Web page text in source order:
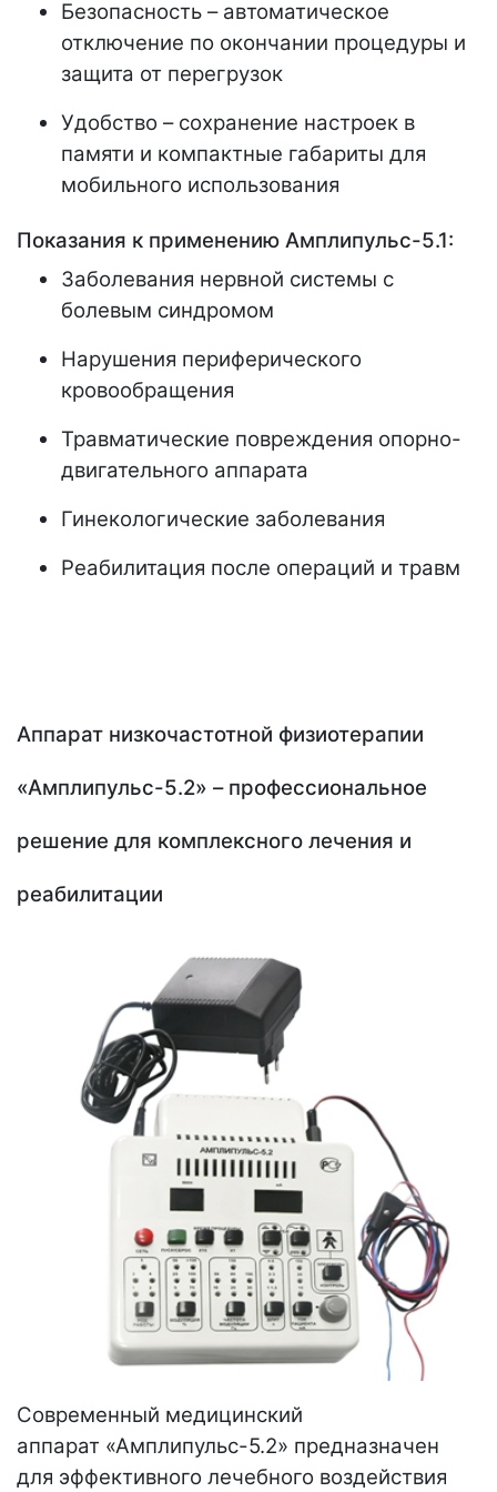
Безопасность – автоматическое
отключение по окончании процедуры и
защита от перегрузок
Удобство – сохранение настроек в
памяти и компактные габариты для
мобильного использования
Показания к применению Амплипульс-5.1:
Заболевания нервной системы с
болевым синдромом
Нарушения периферического
кровообращения
Травматические повреждения опорно-
двигательного аппарата
Гинекологические заболевания
Реабилитация после операций и травм
Аппарат низкочастотной физиотерапии
«Амплипульс-5.2» – профессиональное
решение для комплексного лечения и
реабилитации
Современный медицинский
аппарат «Амплипульс-5.2» предназначен
для эффективного лечебного воздействия